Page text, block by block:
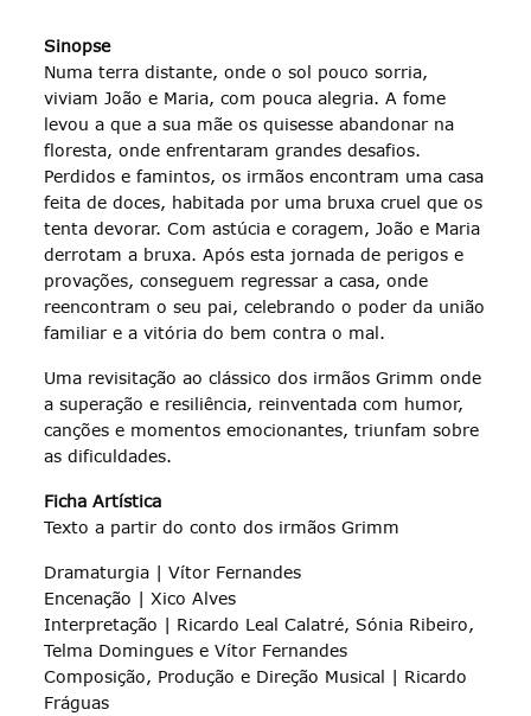
Sinopse
Numa terra distante, onde o sol pouco sorria,
viviam João e Maria, com pouca alegria. A fome
levou a que a sua mãe os quisesse abandonar na
floresta, onde enfrentaram grandes desafios.
Perdidos e famintos, os irmãos encontram uma casa
feita de doces, habitada por uma bruxa cruel que os
tenta devorar. Com astúcia e coragem, João e Maria
derrotam a bruxa. Após esta jornada de perigos e
provações, conseguem regressar a casa, onde
reencontram o seu pai, celebrando o poder da união
familiar e a vitória do bem contra o mal.
Uma revisitação ao clássico dos irmãos Grimm onde
a superação e resiliência, reinventada com humor,
canções e momentos emocionantes, triunfam sobre
as dificuldades.
Ficha Artística
Texto a partir do conto dos irmãos Grimm
Dramaturgia | Vítor Fernandes
Encenação | Xico Alves
Interpretação | Ricardo Leal Calatré, Sónia Ribeiro,
Telma Domingues e Vítor Fernandes
Composição, Produção e Direção Musical | Ricardo
Fráguas